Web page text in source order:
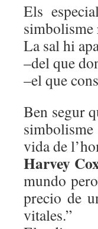
Els
simbolisme
La sal hi
–del que
–el que
Ben segur
vida de
Harvey
mundo
precio de
vitales.”